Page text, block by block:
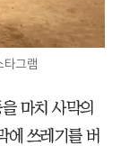
타그램
마치 사막의
에 쓰레기를 버